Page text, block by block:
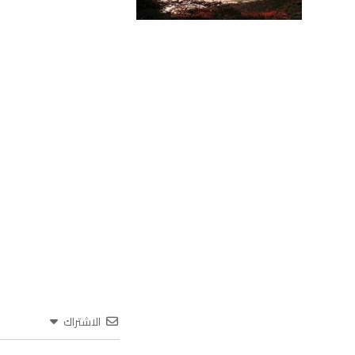
الاشتراك